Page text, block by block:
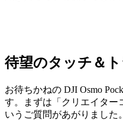
待望のタッチ＆ト
お待ちかねの DJI Osmo
す。まずは「クリエイター
いうご質問があがりました